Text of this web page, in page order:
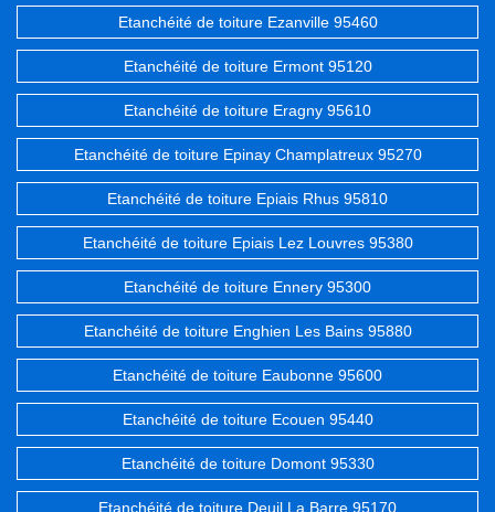
Etanchéité de toiture Ezanville 95460
Etanchéité de toiture Ermont 95120
Etanchéité de toiture Eragny 95610
Etanchéité de toiture Epinay Champlatreux 95270
Etanchéité de toiture Epiais Rhus 95810
Etanchéité de toiture Epiais Lez Louvres 95380
Etanchéité de toiture Ennery 95300
Etanchéité de toiture Enghien Les Bains 95880
Etanchéité de toiture Eaubonne 95600
Etanchéité de toiture Ecouen 95440
Etanchéité de toiture Domont 95330
Etanchéité de toiture Deuil La Barre 95170